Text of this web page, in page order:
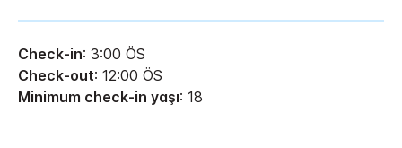
Check-in: 3:00 ÖS
Check-out: 12:00 ÖS
Minimum check-in yaşı: 18